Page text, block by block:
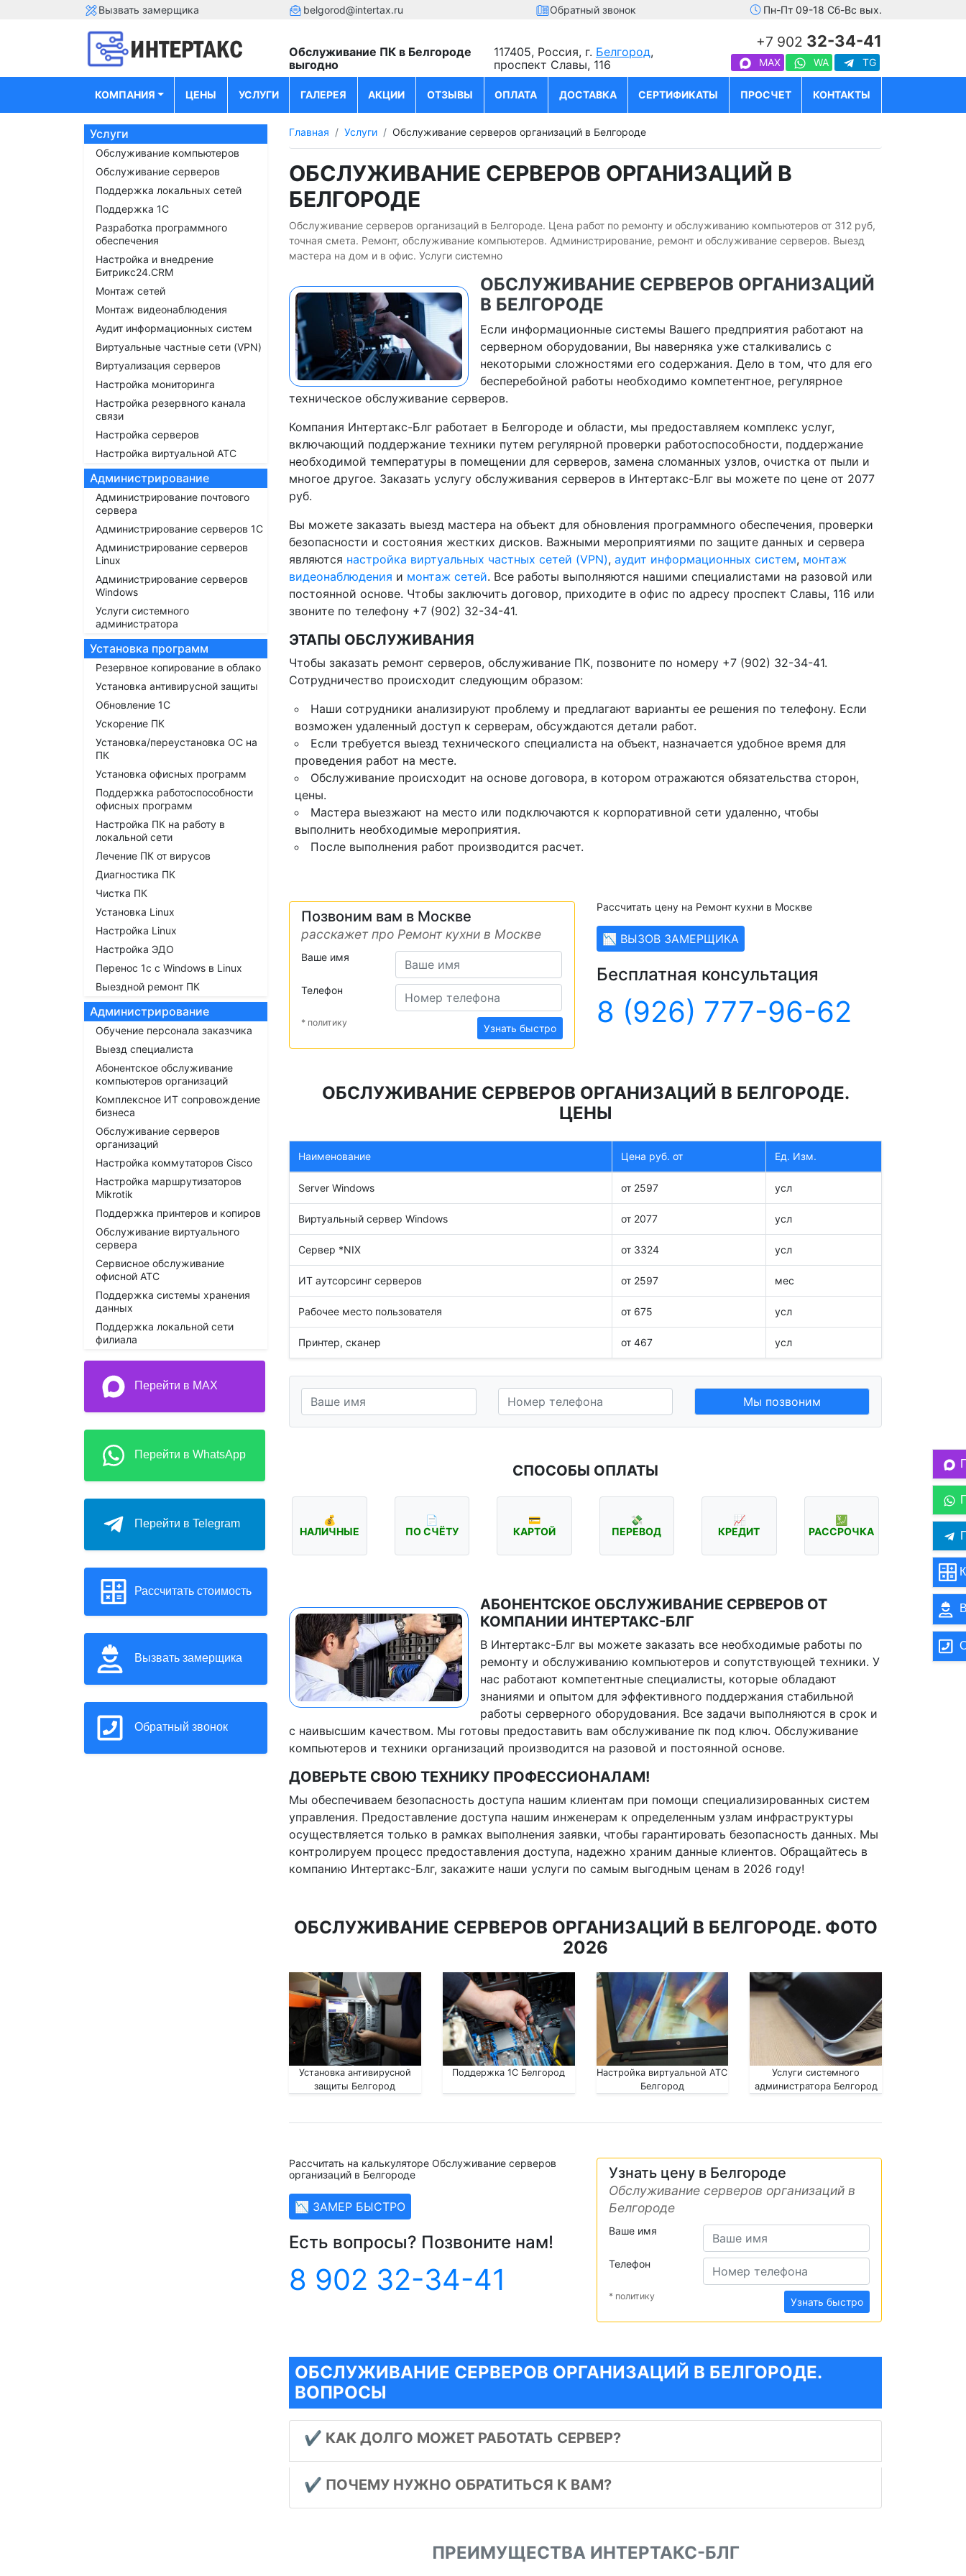
Вызвать замерщика belgorod@intertax.ru Обратный звонок Пн-Пт 09-18 Сб-Вс вых.
Обслуживание ПК в Белгороде
выгодно
117405, Россия, г. Белгород,
проспект Славы, 116
+7 902 32-34-41
MAX WA TG
КОМПАНИЯ ЦЕНЫ УСЛУГИ ГАЛЕРЕЯ АКЦИИ ОТЗЫВЫ ОПЛАТА ДОСТАВКА СЕРТИФИКАТЫ ПРОСЧЕТ КОНТАКТЫ
Услуги
Обслуживание компьютеров
Обслуживание серверов
Поддержка локальных сетей
Поддержка 1С
Разработка программного
обеспечения
Настройка и внедрение
Битрикс24.CRM
Монтаж сетей
Монтаж видеонаблюдения
Аудит информационных систем
Виртуальные частные сети (VPN)
Виртуализация серверов
Настройка мониторинга
Настройка резервного канала
связи
Настройка серверов
Настройка виртуальной АТС
Администрирование
Администрирование почтового
сервера
Администрирование серверов 1С
Администрирование серверов
Linux
Администрирование серверов
Windows
Услуги системного
администратора
Установка программ
Резервное копирование в облако
Установка антивирусной защиты
Обновление 1С
Ускорение ПК
Установка/переустановка ОС на
ПК
Установка офисных программ
Поддержка работоспособности
офисных программ
Настройка ПК на работу в
локальной сети
Лечение ПК от вирусов
Диагностика ПК
Чистка ПК
Установка Linux
Настройка Linux
Настройка ЭДО
Перенос 1с с Windows в Linux
Выездной ремонт ПК
Администрирование
Обучение персонала заказчика
Выезд специалиста
Абонентское обслуживание
компьютеров организаций
Комплексное ИТ сопровождение
бизнеса
Обслуживание серверов
организаций
Настройка коммутаторов Cisco
Настройка маршрутизаторов
Mikrotik
Поддержка принтеров и копиров
Обслуживание виртуального
сервера
Сервисное обслуживание
офисной АТС
Поддержка системы хранения
данных
Поддержка локальной сети
филиала
Перейти в MAX
Перейти в WhatsApp
Перейти в Telegram
Рассчитать стоимость
Вызвать замерщика
Обратный звонок
Главная Услуги Обслуживание серверов организаций в Белгороде
ОБСЛУЖИВАНИЕ СЕРВЕРОВ ОРГАНИЗАЦИЙ В
БЕЛГОРОДЕ
Обслуживание серверов организаций в Белгороде. Цена работ по ремонту и обслуживанию компьютеров от 312 руб,
точная смета. Ремонт, обслуживание компьютеров. Администрирование, ремонт и обслуживание серверов. Выезд
мастера на дом и в офис. Услуги системно
ОБСЛУЖИВАНИЕ СЕРВЕРОВ ОРГАНИЗАЦИЙ
В БЕЛГОРОДЕ
Если информационные системы Вашего предприятия работают на
серверном оборудовании, Вы наверняка уже сталкивались с
некоторыми сложностями его содержания. Дело в том, что для его
бесперебойной работы необходимо компетентное, регулярное
техническое обслуживание серверов.
Компания Интертакс-Блг работает в Белгороде и области, мы предоставляем комплекс услуг,
включающий поддержание техники путем регулярной проверки работоспособности, поддержание
необходимой температуры в помещении для серверов, замена сломанных узлов, очистка от пыли и
многое другое. Заказать услугу обслуживания серверов в Интертакс-Блг вы можете по цене от 2077
руб.
Вы можете заказать выезд мастера на объект для обновления программного обеспечения, проверки
безопасности и состояния жестких дисков. Важными мероприятиями по защите данных и сервера
являются настройка виртуальных частных сетей (VPN), аудит информационных систем, монтаж
видеонаблюдения и монтаж сетей. Все работы выполняются нашими специалистами на разовой или
постоянной основе. Чтобы заключить договор, приходите в офис по адресу проспект Славы, 116 или
звоните по телефону +7 (902) 32-34-41.
ЭТАПЫ ОБСЛУЖИВАНИЯ
Чтобы заказать ремонт серверов, обслуживание ПК, позвоните по номеру +7 (902) 32-34-41.
Сотрудничество происходит следующим образом:
Наши сотрудники анализируют проблему и предлагают варианты ее решения по телефону. Если
возможен удаленный доступ к серверам, обсуждаются детали работ.
Если требуется выезд технического специалиста на объект, назначается удобное время для
проведения работ на месте.
Обслуживание происходит на основе договора, в котором отражаются обязательства сторон,
цены.
Мастера выезжают на место или подключаются к корпоративной сети удаленно, чтобы
выполнить необходимые мероприятия.
После выполнения работ производится расчет.
Позвоним вам в Москве
расскажет про Ремонт кухни в Москве
Ваше имя
Телефон
* политику Узнать быстро
Рассчитать цену на Ремонт кухни в Москве
📉 ВЫЗОВ ЗАМЕРЩИКА
Бесплатная консультация
8 (926) 777-96-62
ОБСЛУЖИВАНИЕ СЕРВЕРОВ ОРГАНИЗАЦИЙ В БЕЛГОРОДЕ.
ЦЕНЫ
Наименование Цена руб. от Ед. Изм.
Server Windows от 2597 усл
Виртуальный сервер Windows от 2077 усл
Сервер *NIX от 3324 усл
ИТ аутсорсинг серверов от 2597 мес
Рабочее место пользователя от 675 усл
Принтер, сканер от 467 усл
Мы позвоним
СПОСОБЫ ОПЛАТЫ
💰
НАЛИЧНЫЕ
📄
ПО СЧЁТУ
💳
КАРТОЙ
💸
ПЕРЕВОД
📈
КРЕДИТ
💹
РАССРОЧКА
АБОНЕНТСКОЕ ОБСЛУЖИВАНИЕ СЕРВЕРОВ ОТ
КОМПАНИИ ИНТЕРТАКС-БЛГ
В Интертакс-Блг вы можете заказать все необходимые работы по
ремонту и обслуживанию компьютеров и сопутствующей техники. У
нас работают компетентные специалисты, которые обладают
знаниями и опытом для эффективного поддержания стабильной
работы серверного оборудования. Все задачи выполняются в срок и
с наивысшим качеством. Мы готовы предоставить вам обслуживание пк под ключ. Обслуживание
компьютеров и техники организаций производится на разовой и постоянной основе.
ДОВЕРЬТЕ СВОЮ ТЕХНИКУ ПРОФЕССИОНАЛАМ!
Мы обеспечиваем безопасность доступа нашим клиентам при помощи специализированных систем
управления. Предоставление доступа нашим инженерам к определенным узлам инфраструктуры
осуществляется только в рамках выполнения заявки, чтобы гарантировать безопасность данных. Мы
контролируем процесс предоставления доступа, надежно храним данные клиентов. Обращайтесь в
компанию Интертакс-Блг, закажите наши услуги по самым выгодным ценам в 2026 году!
ОБСЛУЖИВАНИЕ СЕРВЕРОВ ОРГАНИЗАЦИЙ В БЕЛГОРОДЕ. ФОТО
2026
Установка антивирусной
защиты Белгород
Поддержка 1С Белгород
Настройка виртуальной АТС
Белгород
Услуги системного
администратора Белгород
Рассчитать на калькуляторе Обслуживание серверов
организаций в Белгороде
📉 ЗАМЕР БЫСТРО
Есть вопросы? Позвоните нам!
8 902 32-34-41
Узнать цену в Белгороде
Обслуживание серверов организаций в
Белгороде
Ваше имя
Телефон
* политику Узнать быстро
ОБСЛУЖИВАНИЕ СЕРВЕРОВ ОРГАНИЗАЦИЙ В БЕЛГОРОДЕ.
ВОПРОСЫ
✔️ КАК ДОЛГО МОЖЕТ РАБОТАТЬ СЕРВЕР?
✔️ ПОЧЕМУ НУЖНО ОБРАТИТЬСЯ К ВАМ?
ПРЕИМУЩЕСТВА ИНТЕРТАКС-БЛГ